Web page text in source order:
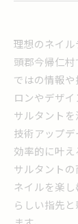
理想のネイ
頭郡今帰仁
ではの情報
ロンやデザ
サルタント
技術アップデ
効率的に叶
サルタント
ネイルを楽
らしい指先